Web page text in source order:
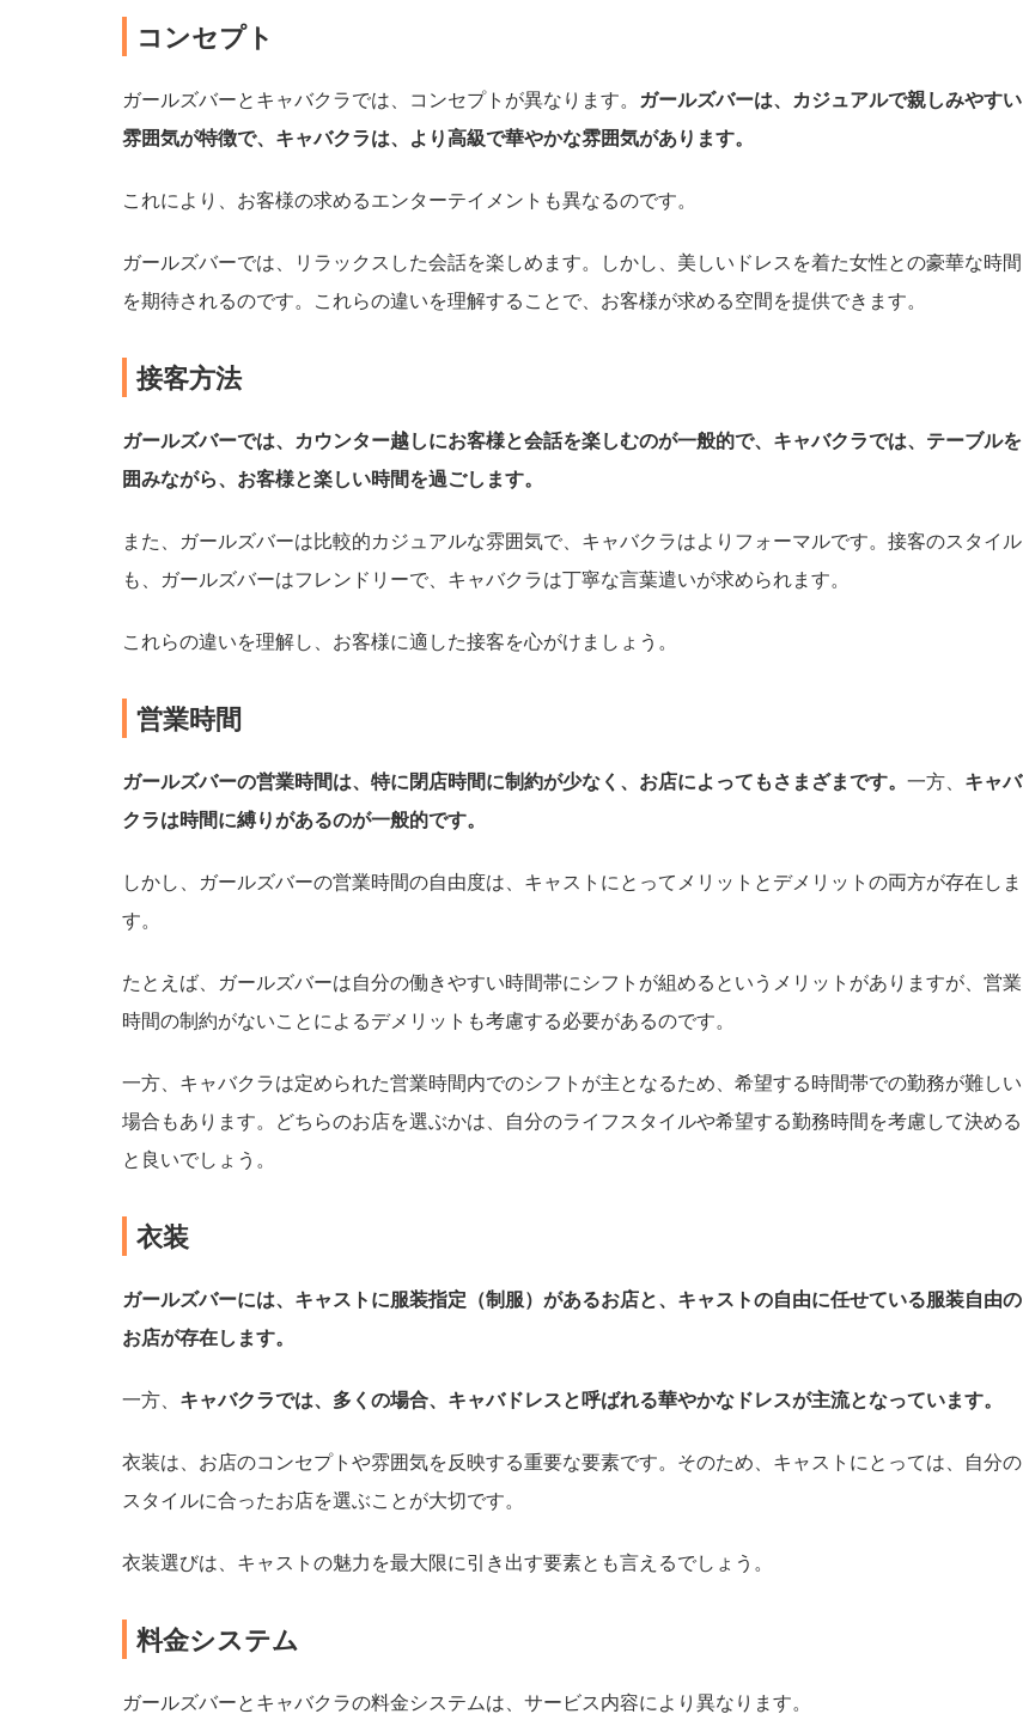
様
タ
プ
ー
ズ
や
ャ
ク
で
い
い
の
タ
プ
は
？
か
い
子
が
学
多
ル
バ
や
ャ
ラ
バ
ト
コンセプト
ガールズバーとキャバクラでは、コンセプトが異なります。
ガールズバーは、カジュアルで親しみやすい
雰囲気が特徴で、キャバクラは、より高級で華やかな雰囲気があります。
これにより、お客様の求めるエンターテイメントも異なるのです。
ガールズバーでは、リラックスした会話を楽しめます。しかし、美しいドレスを着た女性との豪華な時間
を期待されるのです。これらの違いを理解することで、お客様が求める空間を提供できます。
接客方法
ガールズバーでは、カウンター越しにお客様と会話を楽しむのが一般的で、キャバクラでは、テーブルを
囲みながら、お客様と楽しい時間を過ごします。
また、ガールズバーは比較的カジュアルな雰囲気で、キャバクラはよりフォーマルです。接客のスタイル
も、ガールズバーはフレンドリーで、キャバクラは丁寧な言葉遣いが求められます。
これらの違いを理解し、お客様に適した接客を心がけましょう。
営業時間
ガールズバーの営業時間は、特に閉店時間に制約が少なく、お店によってもさまざまです。 一方、 キャバ
クラは時間に縛りがあるのが一般的です。
しかし、ガールズバーの営業時間の自由度は、キャストにとってメリットとデメリットの両方が存在しま
す。
たとえば、ガールズバーは自分の働きやすい時間帯にシフトが組めるというメリットがありますが、営業
時間の制約がないことによるデメリットも考慮する必要があるのです。
一方、キャバクラは定められた営業時間内でのシフトが主となるため、希望する時間帯での勤務が難しい
場合もあります。どちらのお店を選ぶかは、自分のライフスタイルや希望する勤務時間を考慮して決める
と良いでしょう。
衣装
ガールズバーには、キャストに服装指定（制服）があるお店と、キャストの自由に任せている服装自由の
お店が存在します。
一方、 キャバクラでは、多くの場合、キャバドレスと呼ばれる華やかなドレスが主流となっています。
衣装は、お店のコンセプトや雰囲気を反映する重要な要素です。そのため、キャストにとっては、自分の
スタイルに合ったお店を選ぶことが大切です。
衣装選びは、キャストの魅力を最大限に引き出す要素とも言えるでしょう。
料金システム
ガールズバーとキャバクラの料金システムは、サービス内容により異なります。